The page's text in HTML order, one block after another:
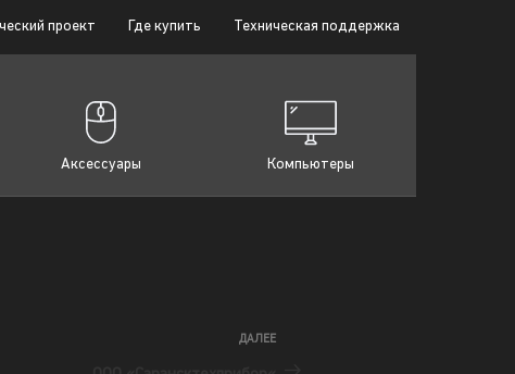
проект Где купить Техническая поддержка
Аксессуары Компьютеры
ДАЛЕЕ